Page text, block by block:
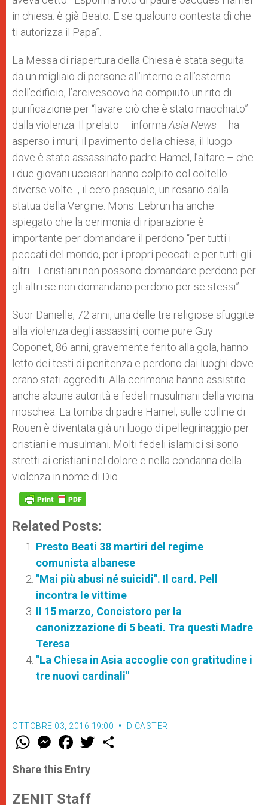
in chiesa: è già Beato. E se qualcuno contesta dì che
ti autorizza il Papa”.
La Messa di riapertura della Chiesa è stata seguita
da un migliaio di persone all’interno e all’esterno
dell’edificio; l’arcivescovo ha compiuto un rito di
purificazione per “lavare ciò che è stato macchiato”
dalla violenza. Il prelato – informa Asia News – ha
asperso i muri, il pavimento della chiesa, il luogo
dove è stato assassinato padre Hamel, l’altare – che
i due giovani uccisori hanno colpito col coltello
diverse volte -, il cero pasquale, un rosario dalla
statua della Vergine. Mons. Lebrun ha anche
spiegato che la cerimonia di riparazione è
importante per domandare il perdono “per tutti i
peccati del mondo, per i propri peccati e per tutti gli
altri… I cristiani non possono domandare perdono per
gli altri se non domandano perdono per se stessi”.
Suor Danielle, 72 anni, una delle tre religiose sfuggite
alla violenza degli assassini, come pure Guy
Coponet, 86 anni, gravemente ferito alla gola, hanno
letto dei testi di penitenza e perdono dai luoghi dove
erano stati aggrediti. Alla cerimonia hanno assistito
anche alcune autorità e fedeli musulmani della vicina
moschea. La tomba di padre Hamel, sulle colline di
Rouen è diventata già un luogo di pellegrinaggio per
cristiani e musulmani. Molti fedeli islamici si sono
stretti ai cristiani nel dolore e nella condanna della
violenza in nome di Dio.
Related Posts:
Presto Beati 38 martiri del regime
comunista albanese
"Mai più abusi né suicidi". Il card. Pell
incontra le vittime
Il 15 marzo, Concistoro per la
canonizzazione di 5 beati. Tra questi Madre
Teresa
"La Chiesa in Asia accoglie con gratitudine i
tre nuovi cardinali"
OTTOBRE 03, 2016 19:00 DICASTERI
W
t
s
p
M
e
s
e
g
F
a
e
b
o
w
Share this Entry
ZENIT Staff